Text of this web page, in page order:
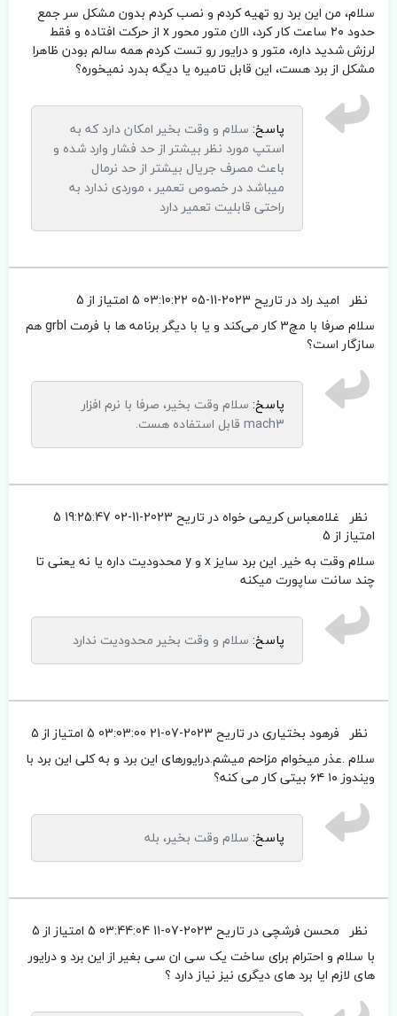
سلام، من این برد رو تهیه کردم و نصب کردم بدون مشکل سر جمع
حدود ۲۰ ساعت کار کرد، الان متور محور x از حرکت افتاده و فقط
لرزش شدید داره، متور و درایور رو تست کردم همه سالم بودن ظاهرا
مشکل از برد هست، این قابل تامیره یا دیگه بدرد نمیخوره؟
پاسخ: سلام و وقت بخیر امکان دارد که به
استپ مورد نظر بیشتر از حد فشار وارد شده و
باعث مصرف جریال بیشتر از حد نرمال
میباشد در خصوص تعمیر ، موردی ندارد به
راحتی قابلیت تعمیر دارد
نظر امید راددر تاریح 2023-11-05 03:10:22
5 امتیاز از 5
سلام صرفا با مچ۳ کار می‌کند و یا با دیگر برنامه ها با فرمت grbl هم
سازگار است؟
پاسخ: سلام وقت بخیر، صرفا با نرم افزار
mach3 قابل استفاده هست.
نظر غلامعباس کریمی خواهدر تاریح 2023-11-02 19:25:47
5
امتیاز از 5
سلام وقت به خیر. این برد سایز x و y محدودیت داره یا نه یعنی تا
چند سانت ساپورت میکنه
پاسخ: سلام و وقت بخیر محدودیت ندارد
نظر فرهود بختیاریدر تاریح 2023-07-21 03:03:00
5 امتیاز از 5
سلام .عذر میخوام مزاحم میشم.درایورهای این برد و به کلی این برد با
ویندوز ۱۰ ۶۴ بیتی کار می کنه؟
پاسخ: سلام وقت بخیر، بله
نظر محسن فرشچیدر تاریح 2023-07-11 03:44:04
5 امتیاز از 5
با سلام و احترام برای ساخت یک سی ان سی بغیر از این برد و درایور
های لازم ایا برد های دیگری نیز نیاز دارد ؟